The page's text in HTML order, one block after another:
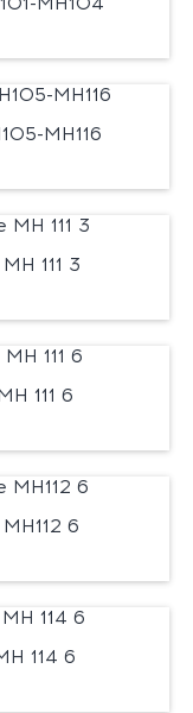
МН116
111 3
111 6
6
114 6